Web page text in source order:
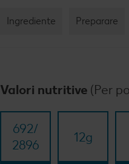
Ingrediente Preparare
Valori nutritive (Per
692/​
2896
12g